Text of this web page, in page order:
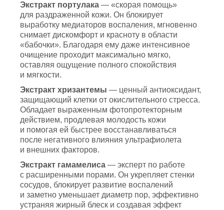
Экстракт портулака — «скорая помощь»
для раздраженной кожи. Он блокирует
выработку медиаторов воспаления, мгновенно
снимает дискомфорт и красноту в области
«бабочки». Благодаря ему даже интенсивное
очищение проходит максимально мягко,
оставляя ощущение полного спокойствия
и мягкости.
Экстракт хризантемы — ценный антиоксидант,
защищающий клетки от окислительного стресса.
Обладает выраженным фотопротекторным
действием, продлевая молодость кожи
и помогая ей быстрее восстанавливаться
после негативного влияния ультрафиолета
и внешних факторов.
Экстракт гамамелиса — эксперт по работе
с расширенными порами. Он укрепляет стенки
сосудов, блокирует развитие воспалений
и заметно уменьшает диаметр пор, эффективно
устраняя жирный блеск и создавая эффект